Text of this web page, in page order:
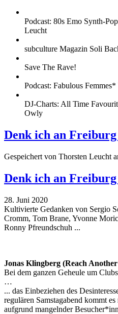
Podcast: 80s Emo Synth-
Leucht
subculture Magazin Soli
Save The Rave!
Podcast: Fabulous
DJ-Charts: All Time
Owly
Denk ich an
Gespeichert von Thorsten Leucht
Denk ich an
28. Juni 2020
Kultivierte Gedanken von Sergio
Cromm, Tom Brane, Yvonne
Ronny Pfreundschuh ...
Jonas Klingberg (Reach Another
Bei dem ganzen Geheule um
…
... das Einbeziehen des
regulären Samstagabend kommt
aufgrund mangelnder